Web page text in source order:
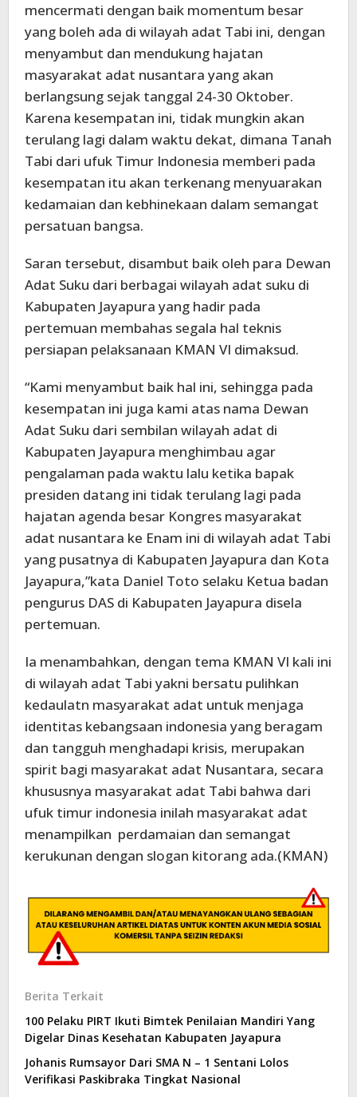
mencermati dengan baik momentum besar
yang boleh ada di wilayah adat Tabi ini, dengan
menyambut dan mendukung hajatan
masyarakat adat nusantara yang akan
berlangsung sejak tanggal 24-30 Oktober.
Karena kesempatan ini, tidak mungkin akan
terulang lagi dalam waktu dekat, dimana Tanah
Tabi dari ufuk Timur Indonesia memberi pada
kesempatan itu akan terkenang menyuarakan
kedamaian dan kebhinekaan dalam semangat
persatuan bangsa.
Saran tersebut, disambut baik oleh para Dewan
Adat Suku dari berbagai wilayah adat suku di
Kabupaten Jayapura yang hadir pada
pertemuan membahas segala hal teknis
persiapan pelaksanaan KMAN VI dimaksud.
“Kami menyambut baik hal ini, sehingga pada
kesempatan ini juga kami atas nama Dewan
Adat Suku dari sembilan wilayah adat di
Kabupaten Jayapura menghimbau agar
pengalaman pada waktu lalu ketika bapak
presiden datang ini tidak terulang lagi pada
hajatan agenda besar Kongres masyarakat
adat nusantara ke Enam ini di wilayah adat Tabi
yang pusatnya di Kabupaten Jayapura dan Kota
Jayapura,”kata Daniel Toto selaku Ketua badan
pengurus DAS di Kabupaten Jayapura disela
pertemuan.
Ia menambahkan, dengan tema KMAN VI kali ini
di wilayah adat Tabi yakni bersatu pulihkan
kedaulatn masyarakat adat untuk menjaga
identitas kebangsaan indonesia yang beragam
dan tangguh menghadapi krisis, merupakan
spirit bagi masyarakat adat Nusantara, secara
khususnya masyarakat adat Tabi bahwa dari
ufuk timur indonesia inilah masyarakat adat
menampilkan perdamaian dan semangat
kerukunan dengan slogan kitorang ada.(KMAN)
Berita Terkait
100 Pelaku PIRT Ikuti Bimtek Penilaian Mandiri Yang
Digelar Dinas Kesehatan Kabupaten Jayapura
Johanis Rumsayor Dari SMA N – 1 Sentani Lolos
Verifikasi Paskibraka Tingkat Nasional